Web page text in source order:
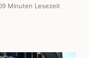
9 Minuten Lesezeit